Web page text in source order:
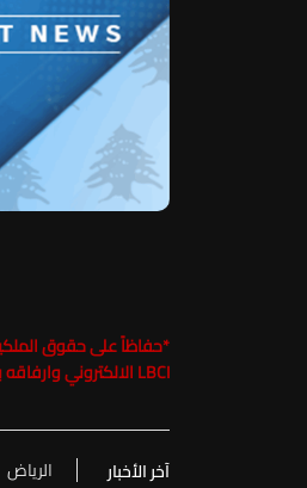
*
LBCI الالكتروني وارفاقه برابط الخبر Hyperlink تحت طائلة الملاحقة القانونية
آخر الأخبار الرياض